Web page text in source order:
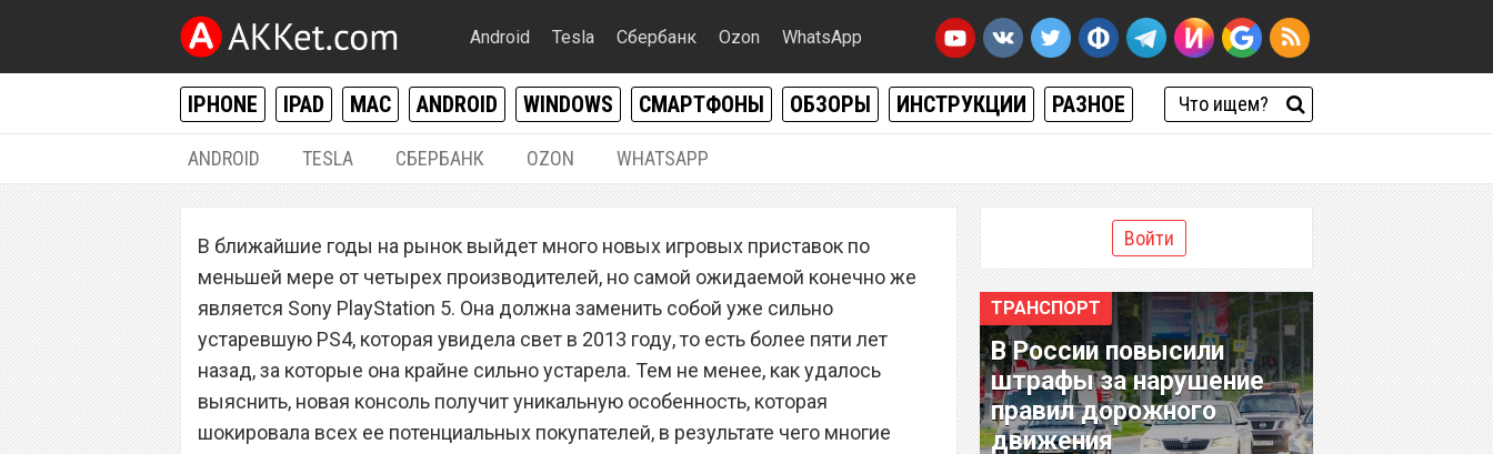
Android Tesla Сбербанк Ozon WhatsApp
IPHONE IPAD MAC ANDROID WINDOWS СМАРТФОНЫ ОБЗОРЫ ИНСТРУКЦИИ РАЗНОЕ
ANDROID TESLA СБЕРБАНК OZON WHATSAPP
Sony PlayStation 5 шокировала всех
покупателей
В ближайшие годы на рынок выйдет много новых игровых приставок по
меньшей мере от четырех производителей, но самой ожидаемой конечно же
является Sony PlayStation 5. Она должна заменить собой уже сильно
устаревшую PS4, которая увидела свет в 2013 году, то есть более пяти лет
назад, за которые она крайне сильно устарела. Тем не менее, как удалось
выяснить, новая консоль получит уникальную особенность, которая
шокировала всех ее потенциальных покупателей, в результате чего многие
Войти
ТРАНСПОРТ
В России повысили
штрафы за нарушение
правил дорожного
движения